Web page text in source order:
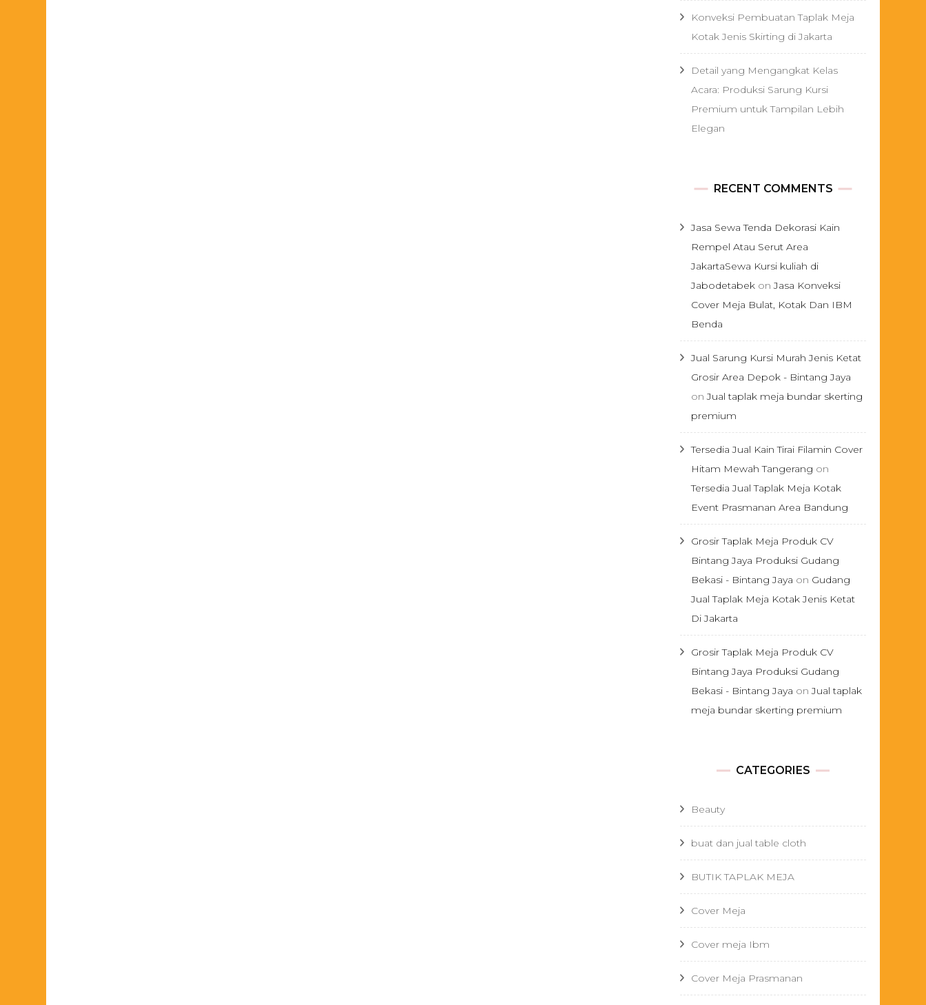
Konveksi Pembuatan Taplak Meja
Kotak Jenis Skirting di Jakarta
Detail yang Mengangkat Kelas
Acara: Produksi Sarung Kursi
Premium untuk Tampilan Lebih
Elegan
RECENT COMMENTS
Jasa Sewa Tenda Dekorasi Kain
Rempel Atau Serut Area
JakartaSewa Kursi kuliah di
Jabodetabek onJasa Konveksi
Cover Meja Bulat, Kotak Dan IBM
Benda
Jual Sarung Kursi Murah Jenis Ketat
Grosir Area Depok - Bintang Jaya
onJual taplak meja bundar skerting
premium
Tersedia Jual Kain Tirai Filamin Cover
Hitam Mewah Tangerang on
Tersedia Jual Taplak Meja Kotak
Event Prasmanan Area Bandung
Grosir Taplak Meja Produk CV
Bintang Jaya Produksi Gudang
Bekasi - Bintang Jaya on Gudang
Jual Taplak Meja Kotak Jenis Ketat
Di Jakarta
Grosir Taplak Meja Produk CV
Bintang Jaya Produksi Gudang
Bekasi - Bintang Jaya onJual taplak
meja bundar skerting premium
CATEGORIES
Beauty
buat dan jual table cloth
BUTIK TAPLAK MEJA
Cover Meja
Cover meja Ibm
Cover Meja Prasmanan